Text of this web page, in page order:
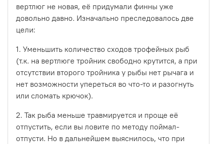
вертлюг не новая, её придумали финны уже
довольно давно. Изначально преследовалось две
цели:
1. Уменьшить количество сходов трофейных рыб
(т.к. на вертлюге тройник свободно крутится, а при
отсутствии второго тройника у рыбы нет рычага и
нет возможности упереться во что-то и разогнуть
или сломать крючок).
2. Так рыба меньше травмируется и проще её
отпустить, если вы ловите по методу поймал-
отпусти. Но в дальнейшем выяснилось, что при